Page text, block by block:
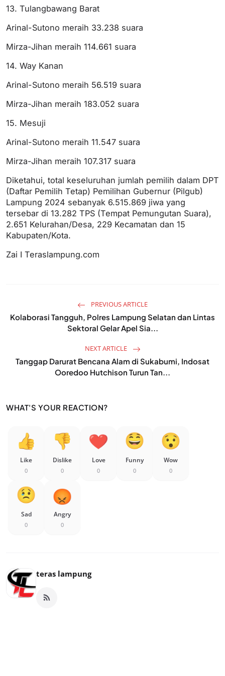
13. Tulangbawang Barat
Arinal-Sutono meraih 33.238 suara
Mirza-Jihan meraih 114.661 suara
14. Way Kanan
Arinal-Sutono meraih 56.519 suara
Mirza-Jihan meraih 183.052 suara
15. Mesuji
Arinal-Sutono meraih 11.547 suara
Mirza-Jihan meraih 107.317 suara
Diketahui, total keseluruhan jumlah pemilih dalam DPT
(Daftar Pemilih Tetap) Pemilihan Gubernur (Pilgub)
Lampung 2024 sebanyak 6.515.869 jiwa yang
tersebar di 13.282 TPS (Tempat Pemungutan Suara),
2.651 Kelurahan/Desa, 229 Kecamatan dan 15
Kabupaten/Kota.
Zai I Teraslampung.com
PREVIOUS ARTICLE
Kolaborasi Tangguh, Polres Lampung Selatan dan Lintas
Sektoral Gelar Apel Sia...
NEXT ARTICLE
Tanggap Darurat Bencana Alam di Sukabumi, Indosat
Ooredoo Hutchison Turun Tan...
WHAT'S YOUR REACTION?
Like
0
Dislike
0
Love
0
Funny
0
Wow
0
Sad
0
Angry
0
teras lampung